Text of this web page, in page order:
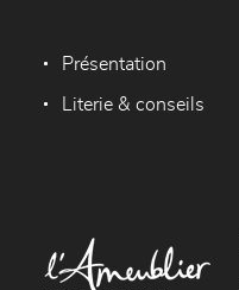
Présentation
Literie & conseils